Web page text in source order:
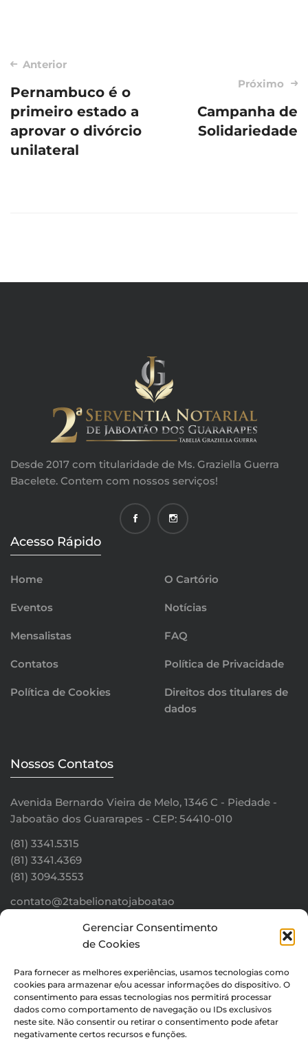
Gerenciar Consentimento
de Cookies
Para fornecer as melhores experiências, usamos tecnologias como
cookies para armazenar e/ou acessar informações do dispositivo. O
consentimento para essas tecnologias nos permitirá processar
dados como comportamento de navegação ou IDs exclusivos
neste site. Não consentir ou retirar o consentimento pode afetar
negativamente certos recursos e funções.
Post
navigation
Anterior
Pernambuco é o
primeiro estado a
aprovar o divórcio
unilateral
Próximo
Campanha de
Solidariedade
Desde 2017 com titularidade de Ms. Graziella Guerra
Bacelete. Contem com nossos serviços!
Acesso Rápido
Home O Cartório
Eventos Notícias
Mensalistas FAQ
Contatos Política de Privacidade
Política de Cookies
Direitos dos titulares de
dados
Nossos Contatos
Avenida Bernardo Vieira de Melo, 1346 C - Piedade -
Jaboatão dos Guararapes - CEP: 54410-010
(81) 3341.5315
(81) 3341.4369
(81) 3094.3553
contato@2tabelionatojaboatao
Tem uma dúvida? Clique aqui!
Mantenha-se Conectado
Cadastra-se para receber notícias sobre nosso cartório: